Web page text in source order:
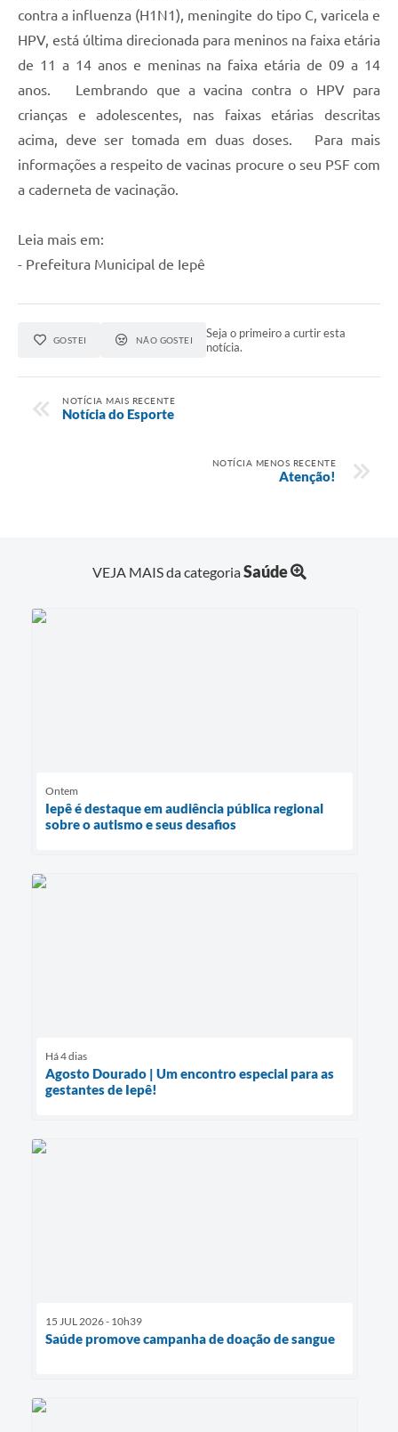
Contratos
Notícias
Secretarias
Links
A Prefeitura
contra a influenza (H1N1), meningite do tipo C, varicela e
HPV, está última direcionada para meninos na faixa etária
de 11 a 14 anos e meninas na faixa etária de 09 a 14
anos. Lembrando que a vacina contra o HPV para
crianças e adolescentes, nas faixas etárias descritas
acima, deve ser tomada em duas doses. Para mais
informações a respeito de vacinas procure o seu PSF com
a caderneta de vacinação.
Leia mais em:
- Prefeitura Municipal de Iepê
GOSTEI NÃO GOSTEI
Seja o primeiro a curtir esta
notícia.
NOTÍCIA MAIS RECENTE
Notícia do Esporte
NOTÍCIA MENOS RECENTE
Atenção!
VEJA MAIS da categoriaSaúde
Ontem
Iepê é destaque em audiência pública regional
sobre o autismo e seus desafios
Há 4 dias
Agosto Dourado | Um encontro especial para as
gestantes de Iepê!
15 JUL 2026 - 10h39
Saúde promove campanha de doação de sangue